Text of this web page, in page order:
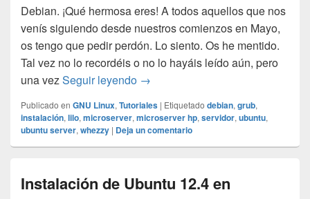
Debian. ¡Qué hermosa eres! A todos aquellos que nos
venís siguiendo desde nuestros comienzos en Mayo,
os tengo que pedir perdón. Lo siento. Os he mentido.
Tal vez no lo recordéis o no lo hayáis leído aún, pero
una vezSeguir leyendo Instalación Debian 7.0 en
→
Publicado en GNU Linux, Tutoriales | Etiquetado debian, grub,
instalación, lilo, microserver, microserver hp, servidor, ubuntu,
ubuntu server, whezzy | Deja un comentario
Instalación de Ubuntu 12.4 en